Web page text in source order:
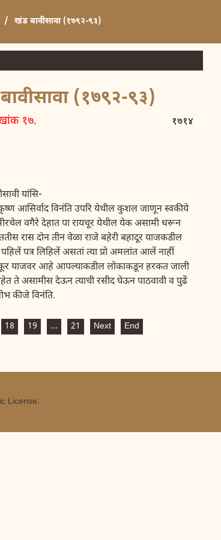
/ खंड बावीसावा (१७९२-९३)
(१७९२-९३)
१७१४
यांसि-
आसिर्वाद विनंति उपरि येथील कुशल जाणून स्वकीये
वगैरे देहात पा रायचूर येथील येक असामी धरून
रास दोन तीन वेळा राजे बहेरी बहादूर याजकडील
पत्र लिहिलें असतां त्या प्रो अमलांत आलें नाहीं
याजवर आहे आपल्याकडील लोकाकडून हरकत जाली
ते असामीस देऊन त्याची रसीद घेऊन पाठवावी व पुढें
कीजे विनंति.
18 19 ... 21 Next End
License.